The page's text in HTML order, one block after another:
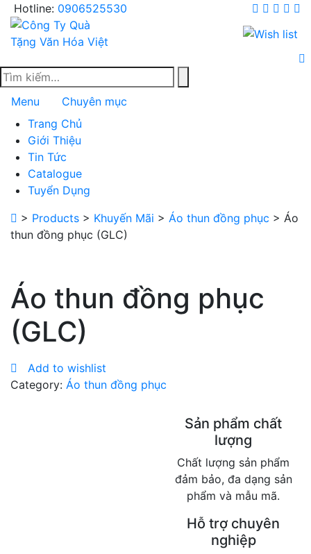
Skip
content
Hotline: 0906525530
Menu
Chuyên mục
Trang Chủ
Giới Thiệu
Tin Tức
Catalogue
Tuyển Dụng
> Products > Khuyến Mãi > Áo thun đồng phục > Áo
thun đồng phục (GLC)
Áo thun đồng phục
(GLC)
Add to wishlist
Category: Áo thun đồng phục
Sản phẩm chất
lượng
Chất lượng sản phẩm
đảm bảo, đa dạng sản
phẩm và mẫu mã.
Hỗ trợ chuyên
nghiệp